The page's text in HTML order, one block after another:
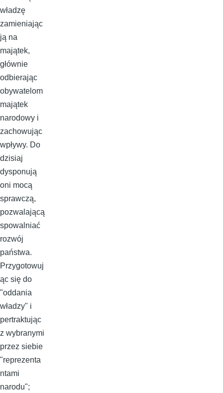
władzę
zamieniając
ją na
majątek,
głównie
odbierając
obywatelom
majątek
narodowy i
zachowując
wpływy. Do
dzisiaj
dysponują
oni mocą
sprawczą,
pozwalającą
spowalniać
rozwój
państwa.
Przygotowuj
ąc się do
"oddania
władzy" i
pertraktując
z wybranymi
przez siebie
"reprezenta
ntami
narodu";